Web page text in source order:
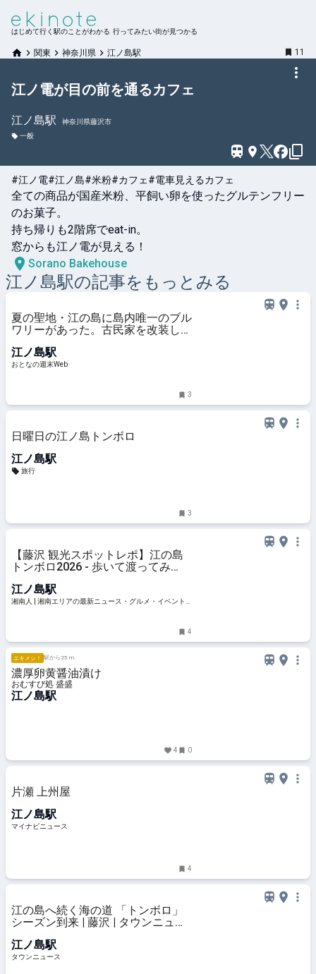
はじめて行く駅のことがわかる 行ってみたい街が見つかる
関東 神奈川県 江ノ島駅 11
江ノ電が目の前を通るカフェ
江ノ島駅
神奈川県藤沢市
一般
#江ノ電#江ノ島#米粉#カフェ #電車見えるカフェ
全ての商品が国産米粉、平飼い卵を使ったグルテンフリー
のお菓子。
持ち帰りも2階席でeat-in。
窓からも江ノ電が見える！
Sorano Bakehouse
江ノ島駅の記事をもっとみる
夏の聖地・江の島に島内唯一のブル
ワリーがあった。古民家を改装した
シュな一杯を
江ノ島駅
おとなの週末Web
3
日曜日の江ノ島トンボロ
江ノ島駅
旅行
3
【藤沢 観光スポットレポ】江の島
トンボロ2026 - 歩いて渡ってみ
湘南人
江ノ島駅
湘南人 | 湘南エリアの最新ニュース・グルメ・イベント
4
エキメシ！ 駅から25 m
濃厚卵黄醤油漬け
おむすび処 盛盛
江ノ島駅
4 0
片瀬 上州屋
江ノ島駅
マイナビニュース
4
江の島へ続く海の道 「トンボロ」
シーズン到来 | 藤沢 | タウンニュー
江ノ島駅
タウンニュース